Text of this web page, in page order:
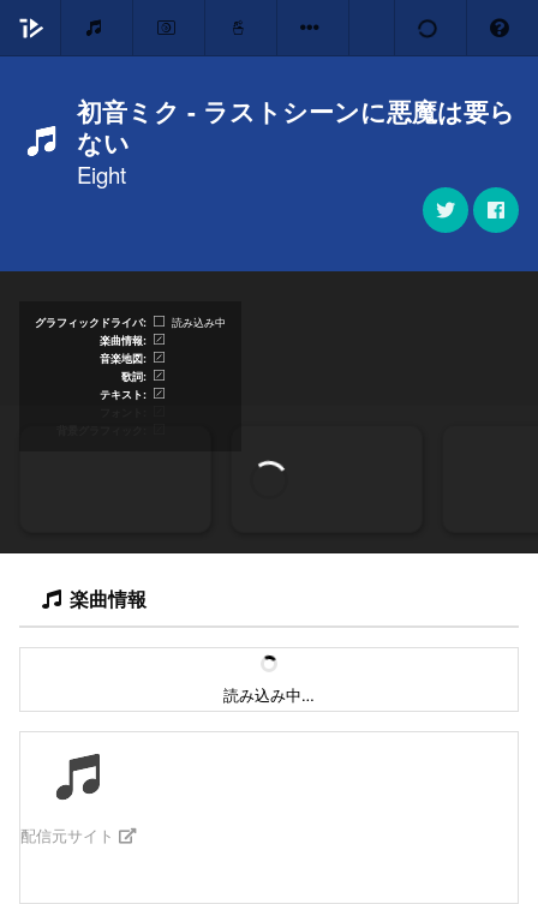
初音ミク - ラストシーンに悪魔は要ら
ない
Eight
グラフィックドライバ
読み込み中
楽曲情報
音楽地図
歌詞
テキスト
楽曲情報
読み込み中…
配信元サイト